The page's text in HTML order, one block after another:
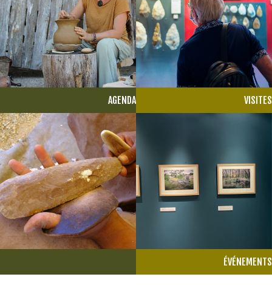
AGENDA VISITES
ÉVÉNEMENTS